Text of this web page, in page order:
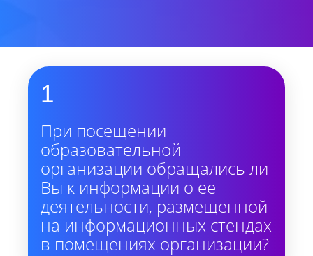
1
При посещении
образовательной
организации обращались ли
Вы к информации о ее
деятельности, размещенной
на информационных стендах
в помещениях организации?